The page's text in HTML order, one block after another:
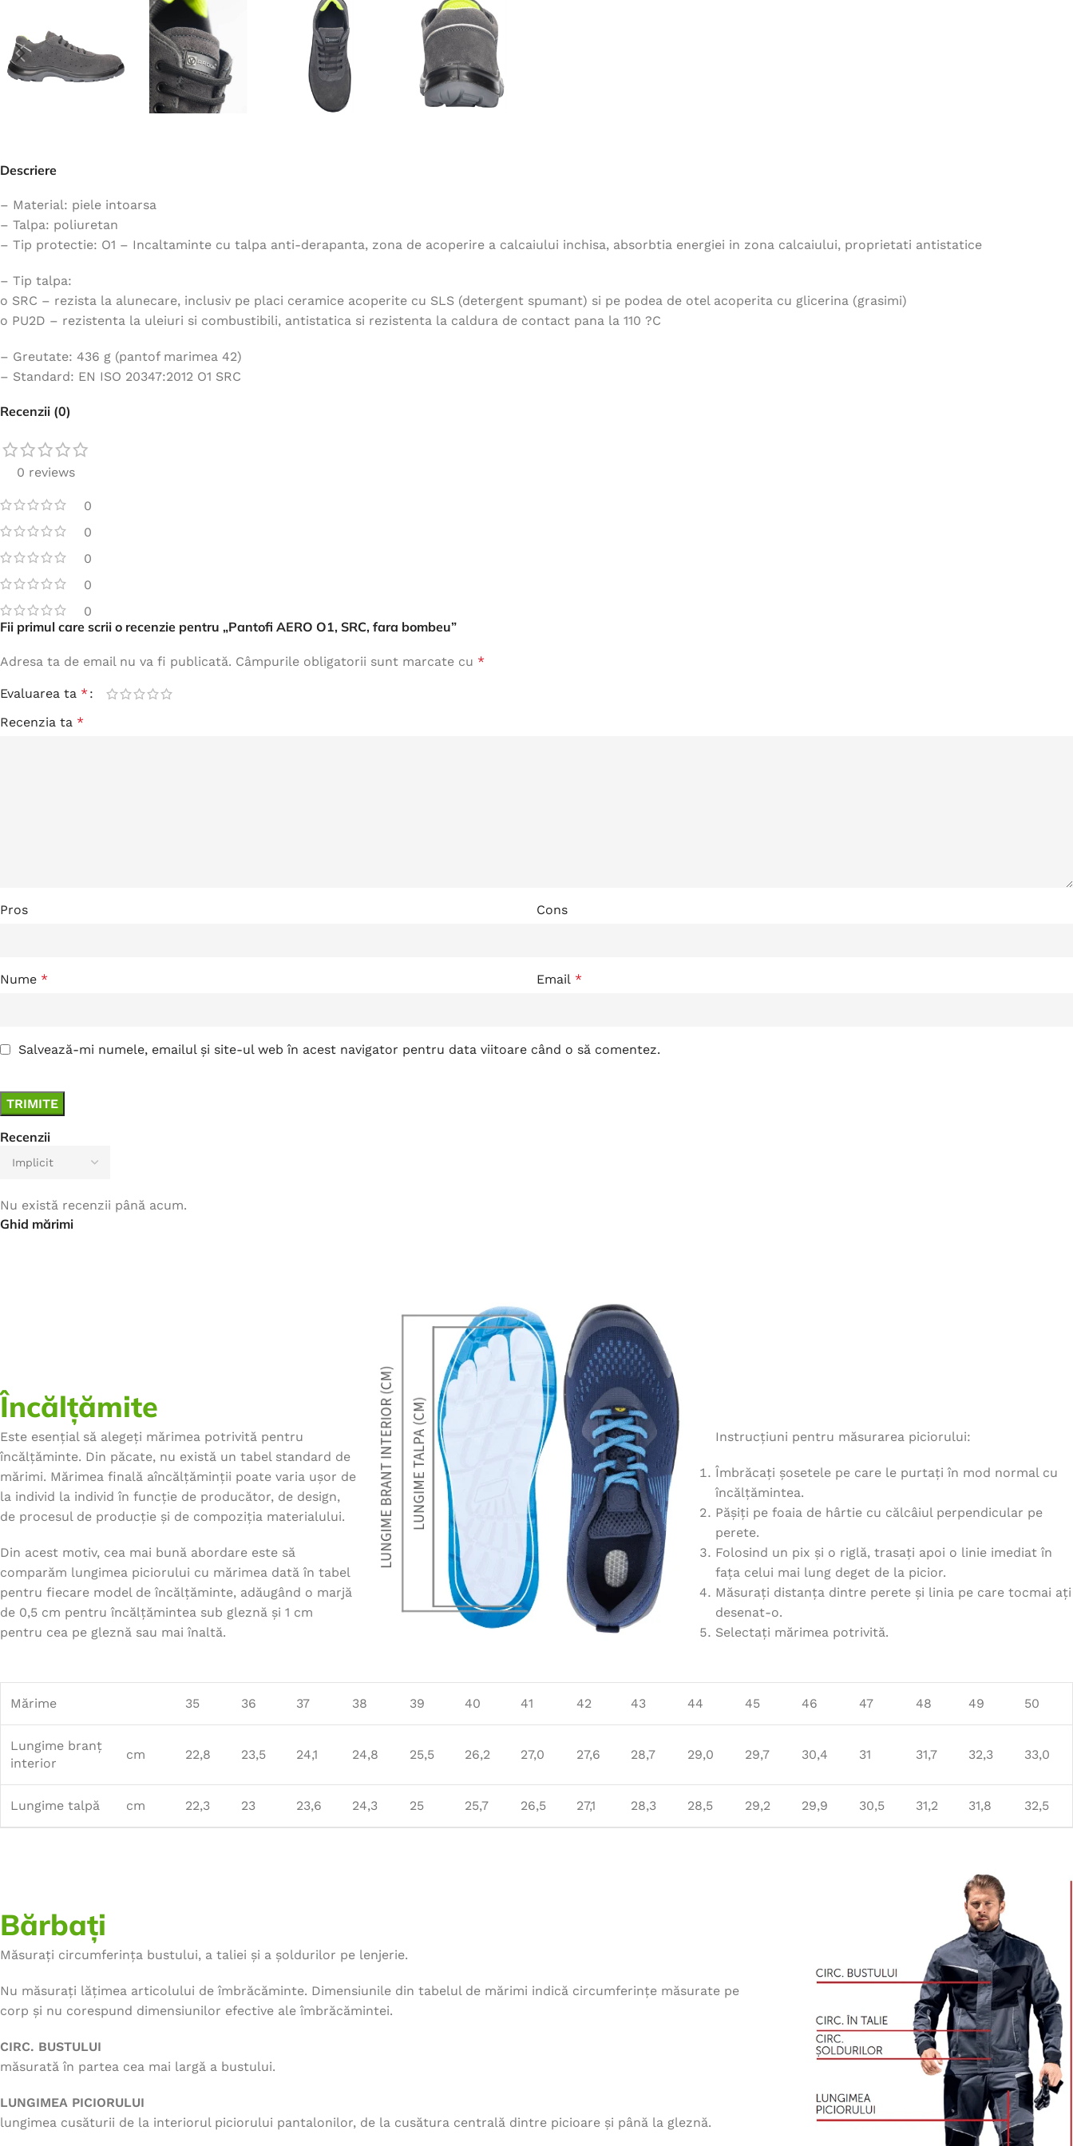
Hanorace
Veste
Combinezoane
Halate
Șorțuri
Fleece
Accesorii
Descriere
– Material: piele intoarsa
– Talpa: poliuretan
– Tip protectie: O1 – Incaltaminte cu talpa anti-derapanta, zona de acoperire a calcaiului inchisa, absorbtia energiei in zona calcaiului, proprietati antistatice
– Tip talpa:
o SRC – rezista la alunecare, inclusiv pe placi ceramice acoperite cu SLS (detergent spumant) si pe podea de otel acoperita cu glicerina (grasimi)
o PU2D – rezistenta la uleiuri si combustibili, antistatica si rezistenta la caldura de contact pana la 110 ?C
– Greutate: 436 g (pantof marimea 42)
– Standard: EN ISO 20347:2012 O1 SRC
Recenzii (0)
0 reviews
0
0
0
0
0
Recenzii
Nu există recenzii până acum.
Fii primul care scrii o recenzie pentru „Pantofi AERO O1, SRC, fara bombeu”
Adresa ta de email nu va fi publicată. Câmpurile obligatorii sunt marcate cu *
Evaluarea ta *
Recenzia ta *
Pros Cons
Nume * Email *
Salvează-mi numele, emailul și site-ul web în acest navigator pentru data viitoare când o să comentez.
Ghid mărimi
Încălțămite
Este esențial să alegeți mărimea potrivită pentru
încălțăminte. Din păcate, nu există un tabel standard de
mărimi. Mărimea finală aîncălțăminții poate varia ușor de
la individ la individ în funcție de producător, de design,
de procesul de producție și de compoziția materialului.
Din acest motiv, cea mai bună abordare este să
comparăm lungimea piciorului cu mărimea dată în tabel
pentru fiecare model de încălțăminte, adăugând o marjă
de 0,5 cm pentru încălțămintea sub gleznă și 1 cm
pentru cea pe gleznă sau mai înaltă.
Instrucțiuni pentru măsurarea piciorului:
Îmbrăcați șosetele pe care le purtați în mod normal cu
încălțămintea.
Pășiți pe foaia de hârtie cu călcâiul perpendicular pe
perete.
Folosind un pix și o riglă, trasați apoi o linie imediat în
fața celui mai lung deget de la picior.
Măsurați distanța dintre perete și linia pe care tocmai ați
desenat-o.
Selectați mărimea potrivită.
Mărime 35 36 37 38 39 40 41 42 43 44 45 46 47 48 49 50
Lungime branț
interior
cm 22,8 23,5 24,1 24,8 25,5 26,2 27,0 27,6 28,7 29,0 29,7 30,4 31 31,7 32,3 33,0
Lungime talpă cm 22,3 23 23,6 24,3 25 25,7 26,5 27,1 28,3 28,5 29,2 29,9 30,5 31,2 31,8 32,5
Bărbați
Măsurați circumferința bustului, a taliei și a șoldurilor pe lenjerie.
Nu măsurați lățimea articolului de îmbrăcăminte. Dimensiunile din tabelul de mărimi indică circumferințe măsurate pe
corp și nu corespund dimensiunilor efective ale îmbrăcămintei.
CIRC. BUSTULUI
măsurată în partea cea mai largă a bustului.
LUNGIMEA PICIORULUI
lungimea cusăturii de la interiorul piciorului pantalonilor, de la cusătura centrală dintre picioare și până la gleznă.